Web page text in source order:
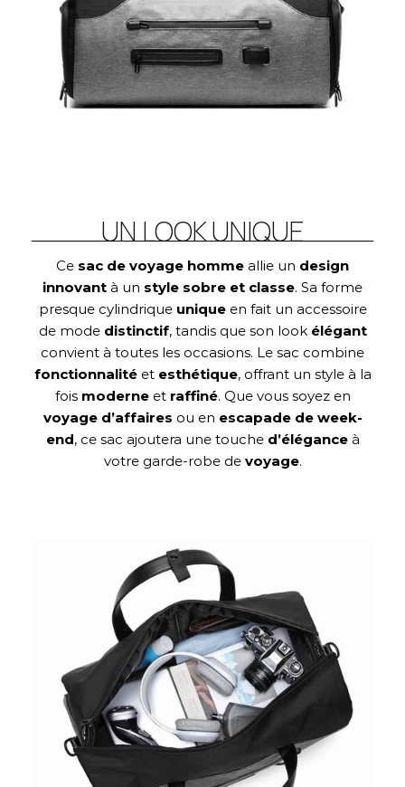
UN LOOK UNIQUE
Ce sac de voyage homme allie un design
innovant à un style sobre et classe. Sa forme
presque cylindrique uniqueen fait un accessoire
de mode distinctif, tandis que son look élégant
convient à toutes les occasions. Le sac combine
fonctionnalitéet esthétique, offrant un style à la
fois moderneet raffiné. Que vous soyez en
voyage d’affaires ou en escapade de week-
end, ce sac ajoutera une touche d’éléganceà
votre garde-robe de voyage.